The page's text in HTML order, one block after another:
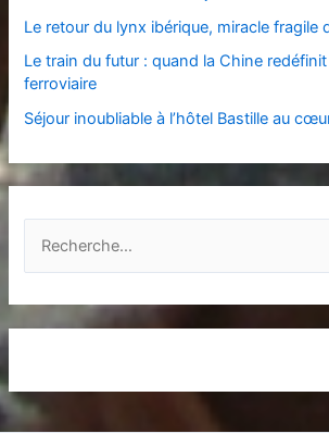
Le retour du lynx ibérique, miracle fragile
Le train du futur : quand la Chine
ferroviaire
Séjour inoubliable à l’hôtel Bastille au
h
r
c